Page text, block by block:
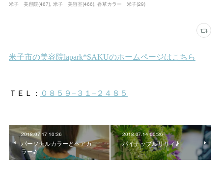
米子 美容院(467) 米子 美容室(466) 香草カラー 米子(29)
2018.07.17 10:36
パーソナルカラーとヘアカ
ラー♪
2018.07.14 00:36
パイナップルリリィ♪